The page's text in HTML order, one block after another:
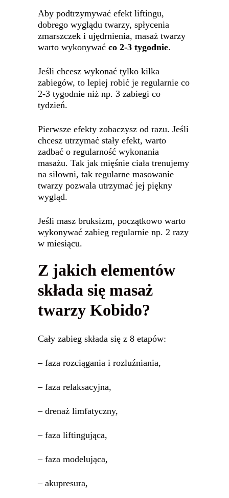
Aby podtrzymywać efekt liftingu,
dobrego wyglądu twarzy, spłycenia
zmarszczek i ujędrnienia, masaż twarzy
warto wykonywać co 2-3 tygodnie.
Jeśli chcesz wykonać tylko kilka
zabiegów, to lepiej robić je regularnie co
2-3 tygodnie niż np. 3 zabiegi co
tydzień.
Pierwsze efekty zobaczysz od razu. Jeśli
chcesz utrzymać stały efekt, warto
zadbać o regularność wykonania
masażu. Tak jak mięśnie ciała trenujemy
na siłowni, tak regularne masowanie
twarzy pozwala utrzymać jej piękny
wygląd.
Jeśli masz bruksizm, początkowo warto
wykonywać zabieg regularnie np. 2 razy
w miesiącu.
Z jakich elementów
składa się masaż
twarzy Kobido?
Cały zabieg składa się z 8 etapów:
– faza rozciągania i rozluźniania,
– faza relaksacyjna,
– drenaż limfatyczny,
– faza liftingująca,
– faza modelująca,
– akupresura,